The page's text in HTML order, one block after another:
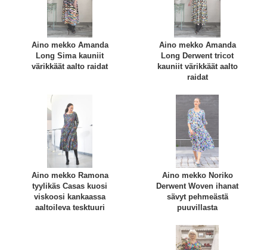
Aino mekko Amanda
Long Sima kauniit
värikkäät aalto raidat
Aino mekko Amanda
Long Derwent tricot
kauniit värikkäät aalto
raidat
Aino mekko Ramona
tyylikäs Casas kuosi
viskoosi kankaassa
aaltoileva tesktuuri
Aino mekko Noriko
Derwent Woven ihanat
sävyt pehmeästä
puuvillasta